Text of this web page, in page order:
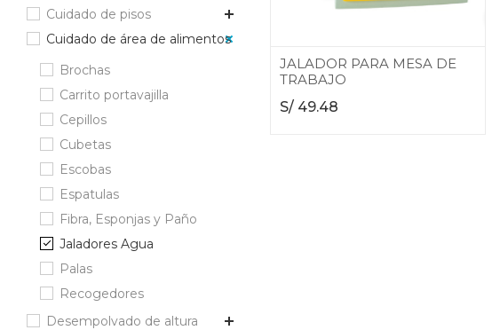
Cuidado de pisos
Cuidado de área de alimentos
Brochas
Carrito portavajilla
Cepillos
Cubetas
Escobas
Espatulas
Fibra, Esponjas y Paño
Jaladores Agua
Palas
Recogedores
Desempolvado de altura
JALADOR PARA MESA DE
TRABAJO
S/ 49.48